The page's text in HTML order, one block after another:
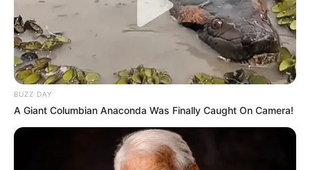
BUZZ DAY
A Giant Columbian Anaconda Was Finally Caught On Camera!